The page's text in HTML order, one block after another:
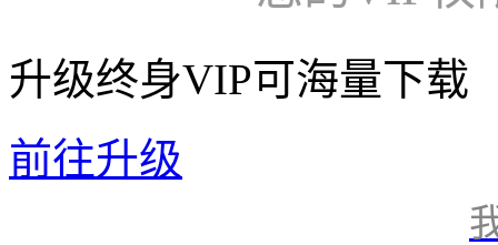
升级终身VIP可海量下载
前往升级